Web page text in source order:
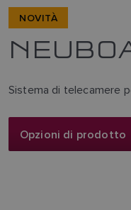
NOVITÀ
Sistema di telecamere
Opzioni di prodotto